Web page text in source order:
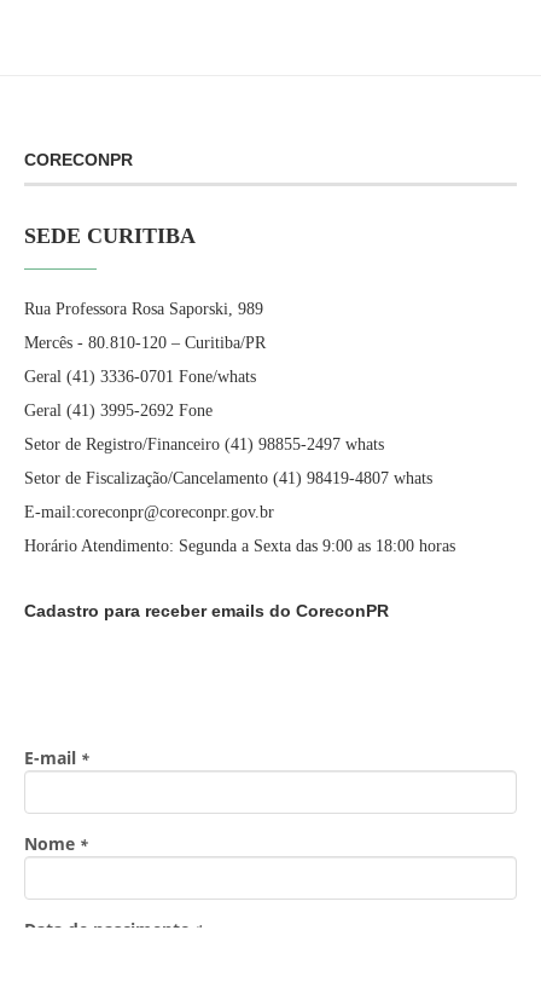
CORECONPR
SEDE CURITIBA
Rua Professora Rosa Saporski, 989
Mercês - 80.810-120 – Curitiba/PR
Geral (41) 3336-0701 Fone/whats
Geral (41) 3995-2692 Fone
Setor de Registro/Financeiro (41) 98855-2497 whats
Setor de Fiscalização/Cancelamento (41) 98419-4807 whats
E-mail:coreconpr@coreconpr.gov.br
Horário Atendimento: Segunda a Sexta das 9:00 as 18:00 horas
Cadastro para receber emails do CoreconPR